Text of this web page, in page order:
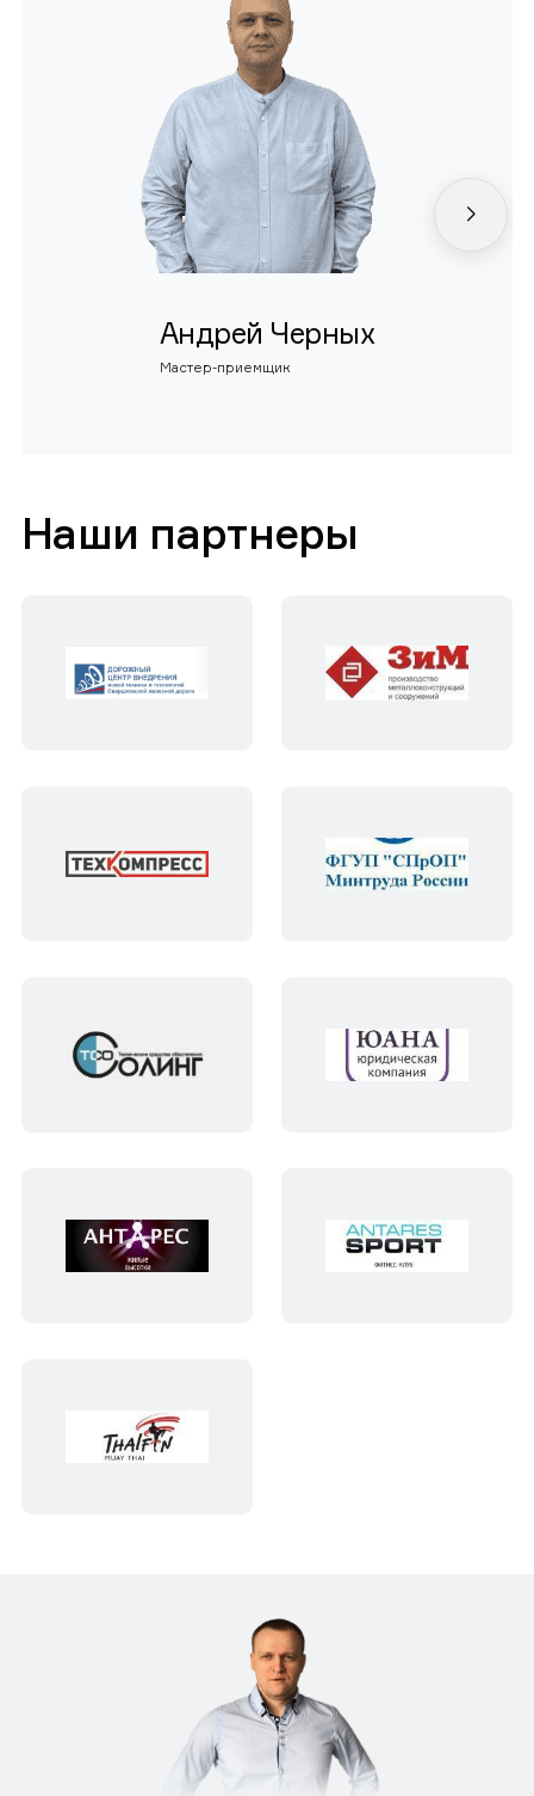
Андрей Черных
Мастер-приемщик
Наши партнеры